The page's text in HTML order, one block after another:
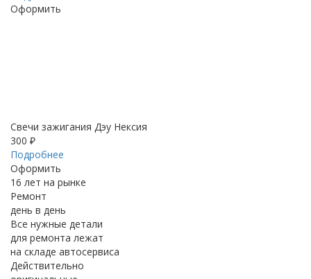
Оформить
Свечи зажигания Дэу Нексия
300 ₽
Подробнее
Оформить
16 лет на рынке
Ремонт
день в день
Все нужные детали
для ремонта лежат
на складе автосервиса
Действительно